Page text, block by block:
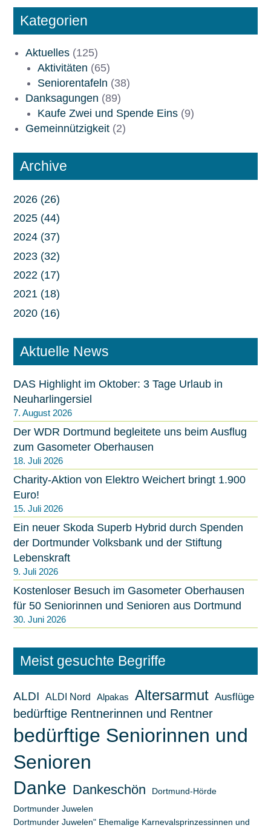
Kategorien
Aktuelles(125)
Aktivitäten (65)
Seniorentafeln (38)
Danksagungen (89)
Kaufe Zwei und Spende Eins(9)
Gemeinnützigkeit(2)
Archive
2026 (26)
2025 (44)
2024 (37)
2023 (32)
2022 (17)
2021 (18)
2020 (16)
Aktuelle News
DAS Highlight im Oktober: 3 Tage Urlaub in
Neuharlingersiel
7. August 2026
Der WDR Dortmund begleitete uns beim Ausflug
zum Gasometer Oberhausen
18. Juli 2026
Charity-Aktion von Elektro Weichert bringt 1.900
Euro!
15. Juli 2026
Ein neuer Skoda Superb Hybrid durch Spenden
der Dortmunder Volksbank und der Stiftung
Lebenskraft
9. Juli 2026
Kostenloser Besuch im Gasometer Oberhausen
für 50 Seniorinnen und Senioren aus Dortmund
30. Juni 2026
Meist gesuchte Begriffe
ALDI ALDI Nord Alpakas Altersarmut Ausflüge
bedürftige Rentnerinnen und Rentner
bedürftige Seniorinnen und
Senioren
Danke Dankeschön
Dortmund-Hörde
Dortmunder Juwelen
Dortmunder Juwelen" Ehemalige Karnevalsprinzessinnen und